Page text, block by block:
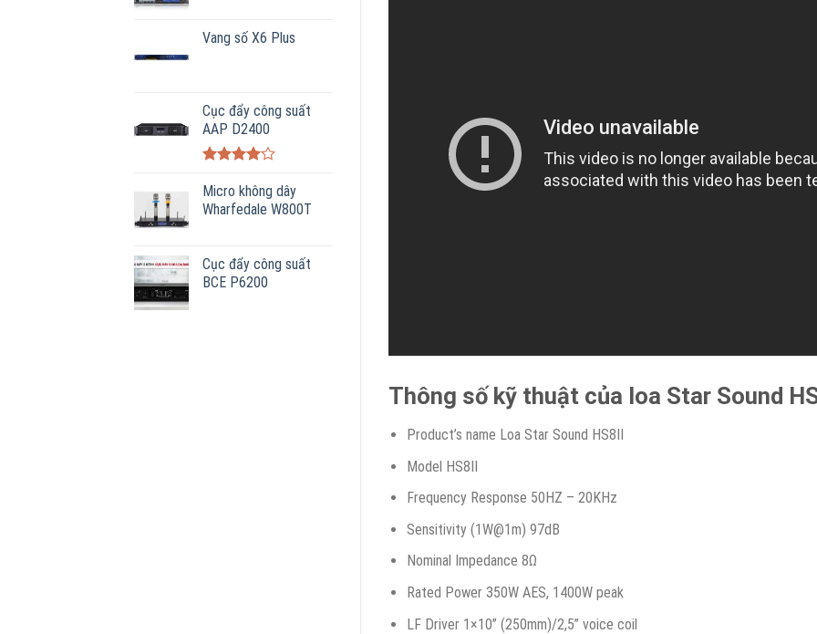
Vang số X6 Plus
Cục đẩy công suất
AAP D2400
xếp hạng
4.005
sao
Micro không dây
Wharfedale W800T
Cục đẩy công suất
BCE P6200
Thông số kỹ thuật của loa Star Sound
Product’s name Loa Star Sound HS8II
Model HS8II
Frequency Response 50HZ – 20KHz
Sensitivity (1W@1m) 97dB
Nominal Impedance 8Ω
Rated Power 350W AES, 1400W peak
LF Driver 1×10” (250mm)/2,5” voice coil